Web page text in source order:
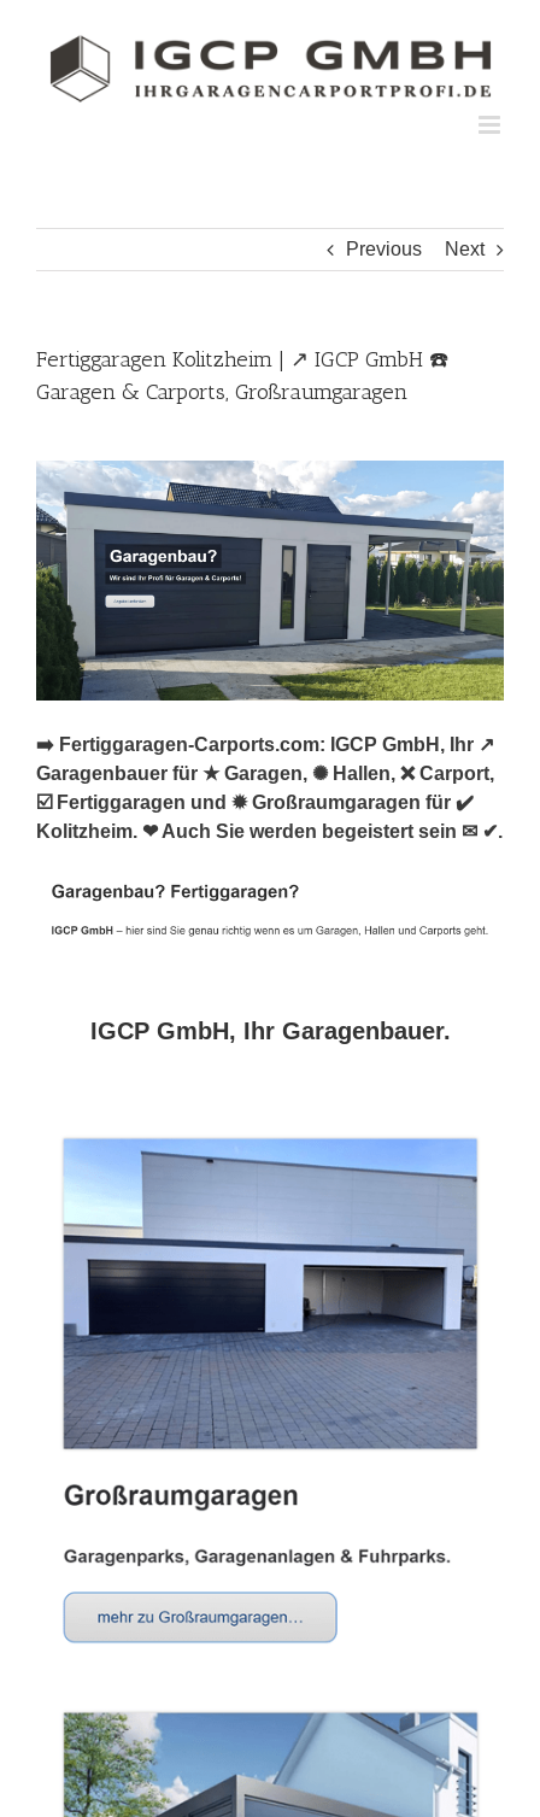
Previous Next
Fertiggaragen Kolitzheim | ↗️ IGCP GmbH ☎️
Garagen & Carports, Großraumgaragen
➡️ Fertiggaragen-Carports.com: IGCP GmbH, Ihr ↗️
Garagenbauer für ★ Garagen, ✺ Hallen, ❌ Carport,
☑️ Fertiggaragen und ✹ Großraumgaragen für ✔️
Kolitzheim. ❤ Auch Sie werden begeistert sein ✉ ✔.
IGCP GmbH, Ihr Garagenbauer.